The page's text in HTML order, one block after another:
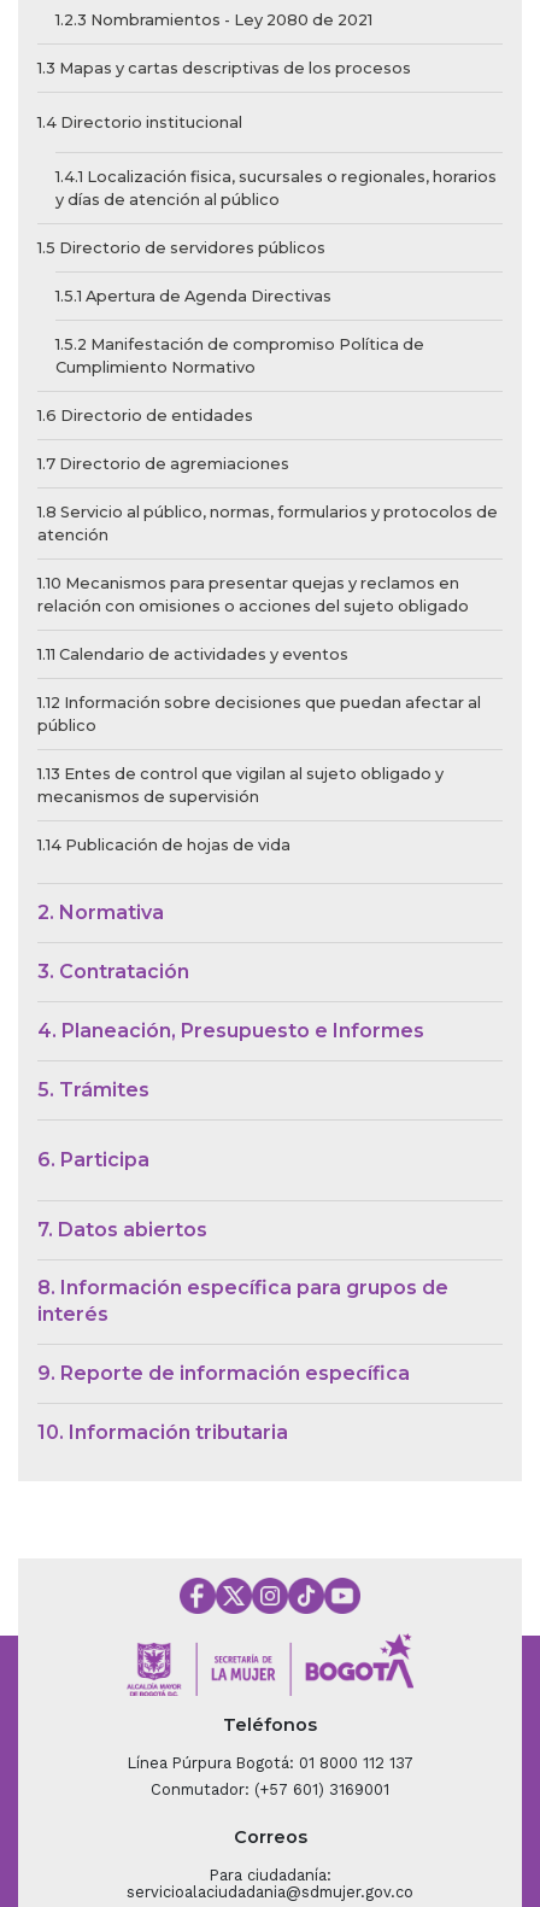
1.2.3 Nombramientos - Ley 2080 de 2021
1.3 Mapas y cartas descriptivas de los procesos
1.4 Directorio institucional
1.4.1 Localización fisica, sucursales o regionales, horarios
y días de atención al público
1.5 Directorio de servidores públicos
1.5.1 Apertura de Agenda Directivas
1.5.2 Manifestación de compromiso Política de
Cumplimiento Normativo
1.6 Directorio de entidades
1.7 Directorio de agremiaciones
1.8 Servicio al público, normas, formularios y protocolos de
atención
1.10 Mecanismos para presentar quejas y reclamos en
relación con omisiones o acciones del sujeto obligado
1.11 Calendario de actividades y eventos
1.12 Información sobre decisiones que puedan afectar al
público
1.13 Entes de control que vigilan al sujeto obligado y
mecanismos de supervisión
1.14 Publicación de hojas de vida
2. Normativa
3. Contratación
4. Planeación, Presupuesto e Informes
5. Trámites
6. Participa
7. Datos abiertos
8. Información específica para grupos de
interés
9. Reporte de información específica
10. Información tributaria
Teléfonos
Línea Púrpura Bogotá: 01 8000 112 137
Conmutador: (+57 601) 3169001
Correos
Para ciudadanía:
servicioalaciudadania@sdmujer.gov.co